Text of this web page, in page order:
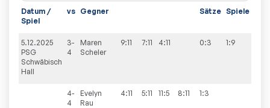
Datum /
Spiel
vs Gegner Sätze Spiele
5.12.2025
PSG
Schwäbisch
Hall
3-
4
Maren
Scheler
9:11 7:11 4:11 0:3 1:9
4-
4
Evelyn
Rau
4:11 5:11 11:5 8:11 1:3